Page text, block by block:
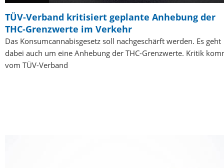
TÜV-Verband kritisiert geplante Anhebung der
THC-Grenzwerte im Verkehr
Das Konsumcannabisgesetz soll nachgeschärft werden. Es geht
dabei auch um eine Anhebung der THC-Grenzwerte. Kritik
vom TÜV-Verband